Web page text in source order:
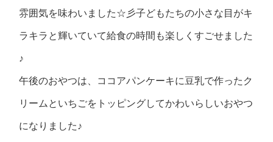
雰囲気を味わいました☆彡子どもたちの小さな目がキ
ラキラと輝いていて給食の時間も楽しくすごせました
♪
午後のおやつは、ココアパンケーキに豆乳で作ったク
リームといちごをトッピングしてかわいらしいおやつ
になりました♪